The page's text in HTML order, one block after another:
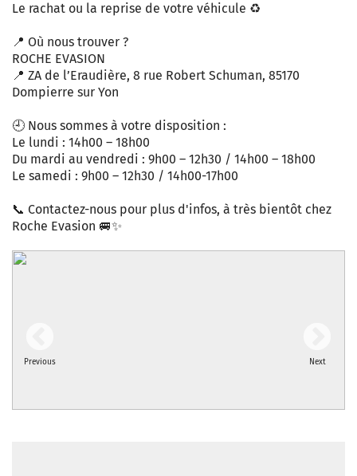
Le rachat ou la reprise de votre véhicule ♻️
📍 Où nous trouver ?
ROCHE EVASION
📍 ZA de l’Eraudière, 8 rue Robert Schuman, 85170
Dompierre sur Yon
🕘 Nous sommes à votre disposition :
Le lundi : 14h00 – 18h00
Du mardi au vendredi : 9h00 – 12h30 / 14h00 – 18h00
Le samedi : 9h00 – 12h30 / 14h00-17h00
📞 Contactez-nous pour plus d'infos, à très bientôt chez
Roche Evasion 🚐✨
Previous Next